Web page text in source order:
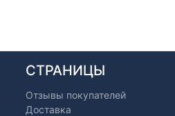
СТРАНИЦЫ
Отзывы покупателей
Доставка